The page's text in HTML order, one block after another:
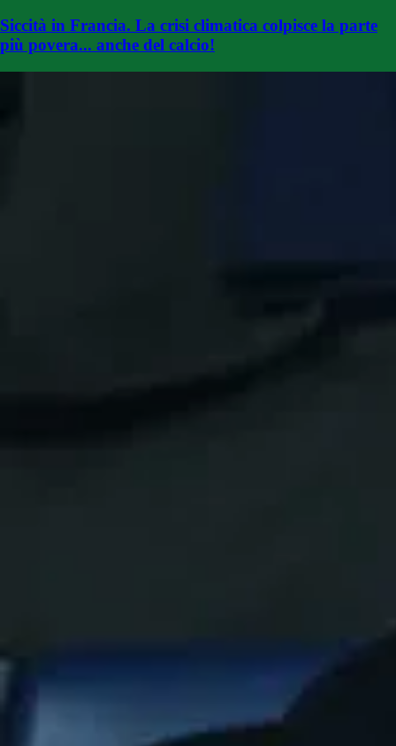
Siccità in Francia. La crisi climatica colpisce la parte
più povera... anche del calcio!